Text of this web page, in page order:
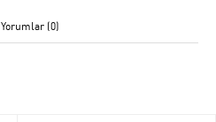
Yorumlar (0)